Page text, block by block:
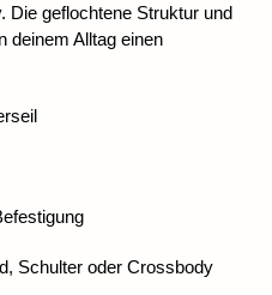
Die geflochtene Struktur und
deinem Alltag einen
Schulter oder Crossbody